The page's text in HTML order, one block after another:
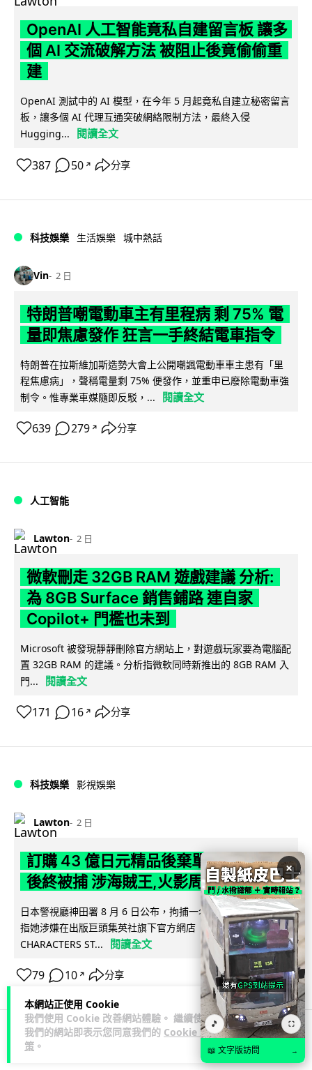
本網站正使用 Cookie
我們使用 Cookie 改善網站體驗。 繼續使用
我們的網站即表示您同意我們的 Cookie 政
策 。
OpenAI 人工智能竟私自建留言板 讓多
個 AI 交流破解方法 被阻止後竟偷偷重
建
OpenAI 測試中的 AI 模型，在今年 5 月起竟私自建立秘密留言
板，讓多個 AI 代理互通突破網絡限制方法，最終入侵
Hugging...
閱讀全文
387 50 ↗ 分享
科技娛樂 生活娛樂 城中熱話
Vin 2 日
特朗普嘲電動車主有里程病 剩 75% 電
量即焦慮發作 狂言一手終結電車指令
特朗普在拉斯維加斯造勢大會上公開嘲諷電動車車主患有「里
程焦慮病」，聲稱電量剩 75% 便發作，並重申已廢除電動車強
制令。惟專業車媒隨即反駁，...
閱讀全文
639 279 ↗ 分享
人工智能
Lawton 2 日
微軟刪走 32GB RAM 遊戲建議 分析:
為 8GB Surface 銷售鋪路 連自家
Copilot+ 門檻也未到
Microsoft 被發現靜靜刪除官方網站上，對遊戲玩家要為電腦配
置 32GB RAM 的建議。分析指微軟同時新推出的 8GB RAM 入
門...
閱讀全文
171 16 ↗ 分享
科技娛樂 影視娛樂
Lawton 2 日
訂購 43 億日元精品後棄單 大阪女 2 年
後終被捕 涉海賊王,火影周邊產品
日本警視廳神田署 8 月 6 日公布，拘捕一名 32 歲大阪女子，
指她涉嫌在出版巨頭集英社旗下官方網店「JUMP
CHARACTERS ST...
閱讀全文
79 10 ↗ 分享
商業科技
×
🎵 ⛶
📖 文字版訪問 →